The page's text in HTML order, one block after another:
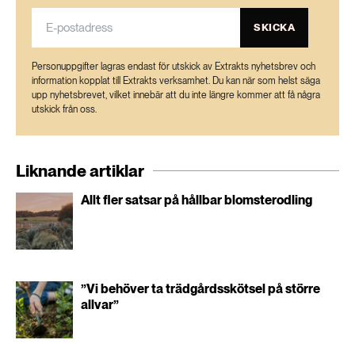
SKICKA
Personuppgifter lagras endast för utskick av Extrakts nyhetsbrev och
information kopplat till Extrakts verksamhet. Du kan när som helst säga
upp nyhetsbrevet, vilket innebär att du inte längre kommer att få några
utskick från oss.
Liknande artiklar
Allt fler satsar på hållbar blomsterodling
”Vi behöver ta trädgårdsskötsel på större
allvar”